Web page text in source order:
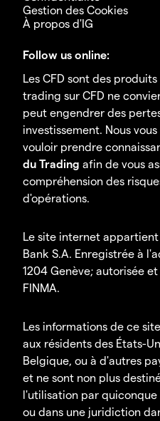
Gestion des Cookies
À propos d'IG
Follow us online:
Les CFD sont des
trading sur CFD ne
peut engendrer des
investissement. Nous
vouloir prendre
du Trading afin de vous
compréhension des
d'opérations.
Le site internet
Bank S.A. Enregistrée à
1204 Genève; autorisée
FINMA.
Les informations de ce
aux résidents des États-
Belgique, ou à d'autres
et ne sont non plus
l'utilisation par quiconque
ou dans une juridiction